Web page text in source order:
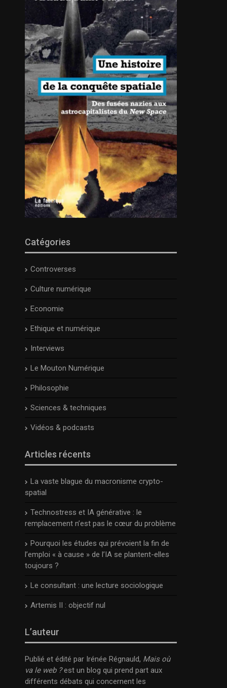
Catégories
Controverses
Culture numérique
Economie
Ethique et numérique
Interviews
Le Mouton Numérique
Philosophie
Sciences & techniques
Vidéos & podcasts
Articles récents
La vaste blague du macronisme crypto-
spatial
Technostress et IA générative : le
remplacement n’est pas le cœur du problème
Pourquoi les études qui prévoient la fin de
l’emploi « à cause » de l’IA se plantent-elles
toujours ?
Le consultant : une lecture sociologique
Artemis II : objectif nul
L’auteur
Publié et édité par Irénée Régnauld, Mais où
va le web ?est un blog qui prend part aux
différents débats qui concernent les